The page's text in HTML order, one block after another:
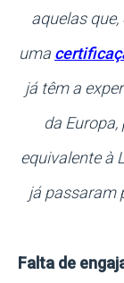
aquelas
uma
já têm a
da Europa,
equivalente à
já passaram
Falta de